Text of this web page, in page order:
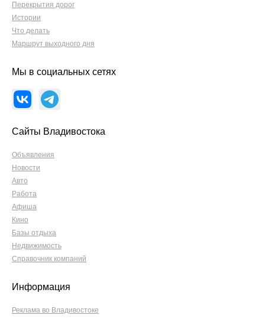
Перекрытия дорог
Истории
Что делать
Маршрут выходного дня
Мы в социальных сетях
Сайты Владивостока
Объявления
Новости
Авто
Работа
Афиша
Кино
Базы отдыха
Недвижимость
Справочник компаний
Информация
Реклама во Владивостоке